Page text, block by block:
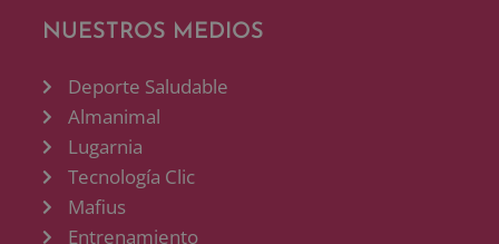
NUESTROS MEDIOS
Deporte Saludable
Almanimal
Lugarnia
Tecnología Clic
Mafius
Entrenamiento